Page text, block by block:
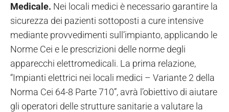
Medicale. Nei locali medici è necessario garantire la
sicurezza dei pazienti sottoposti a cure intensive
mediante provvedimenti sull’impianto, applicando le
Norme Cei e le prescrizioni delle norme degli
apparecchi elettromedicali. La prima relazione,
“Impianti elettrici nei locali medici – Variante 2 della
Norma Cei 64-8 Parte 710”, avrà l’obiettivo di aiutare
gli operatori delle strutture sanitarie a valutare la